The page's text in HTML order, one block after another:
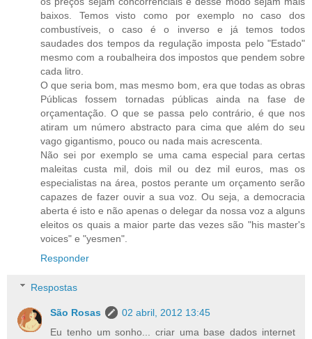
baixos. Temos visto como por exemplo no caso dos
combustíveis, o caso é o inverso e já temos todos
saudades dos tempos da regulação imposta pelo "Estado"
mesmo com a roubalheira dos impostos que pendem sobre
cada litro.
O que seria bom, mas mesmo bom, era que todas as obras
Públicas fossem tornadas públicas ainda na fase de
orçamentação. O que se passa pelo contrário, é que nos
atiram um número abstracto para cima que além do seu
vago gigantismo, pouco ou nada mais acrescenta.
Não sei por exemplo se uma cama especial para certas
maleitas custa mil, dois mil ou dez mil euros, mas os
especialistas na área, postos perante um orçamento serão
capazes de fazer ouvir a sua voz. Ou seja, a democracia
aberta é isto e não apenas o delegar da nossa voz a alguns
eleitos os quais a maior parte das vezes são "his master's
voices" e "yesmen".
Responder
Respostas
São Rosas
02 abril, 2012 13:45
Eu tenho um sonho... criar uma base dados internet